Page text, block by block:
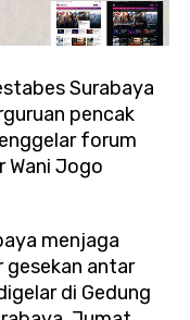
Surabaya
pencak
forum
Wani Jogo
menjaga
gesekan antar
di Gedung